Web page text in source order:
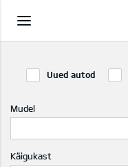
Uued autod
Mudel
Käigukast